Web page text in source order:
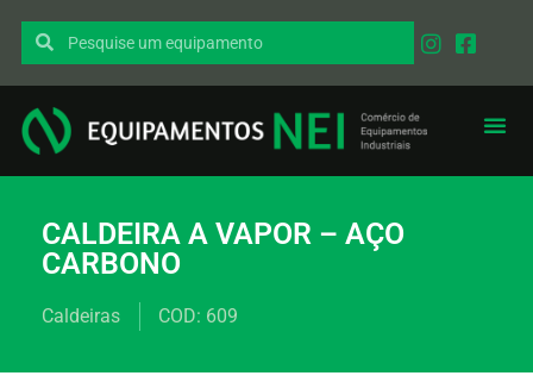
CALDEIRA A VAPOR – AÇO
CARBONO
Caldeiras COD: 609